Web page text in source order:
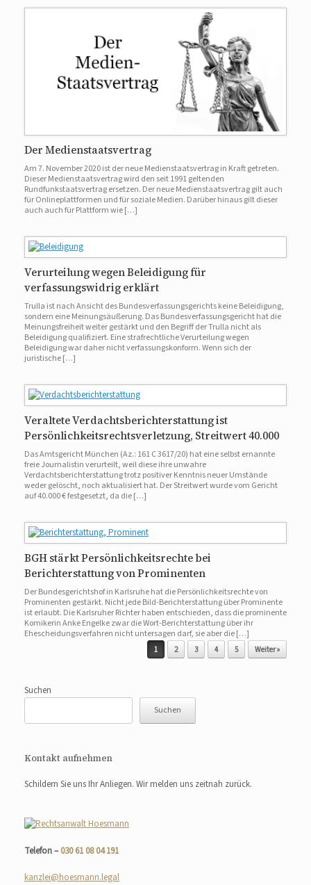
Der Medienstaatsvertrag
Am 7. November 2020 ist der neue Medienstaatsvertrag in Kraft getreten.
Dieser Medienstaatsvertrag wird den seit 1991 geltenden
Rundfunkstaatsvertrag ersetzen. Der neue Medienstaatsvertrag gilt auch
für Onlineplattformen und für soziale Medien. Darüber hinaus gilt dieser
auch auch für Plattform wie […]
Verurteilung wegen Beleidigung für
verfassungswidrig erklärt
Trulla ist nach Ansicht des Bundesverfassungsgerichts keine Beleidigung,
sondern eine Meinungsäußerung. Das Bundesverfassungsgericht hat die
Meinungsfreiheit weiter gestärkt und den Begriff der Trulla nicht als
Beleidigung qualifiziert. Eine strafrechtliche Verurteilung wegen
Beleidigung war daher nicht verfassungskonform. Wenn sich der
juristische […]
Veraltete Verdachtsberichterstattung ist
Persönlichkeitsrechtsverletzung, Streitwert 40.000
Das Amtsgericht München (Az.: 161 C 3617/20) hat eine selbst ernannte
freie Journalistin verurteilt, weil diese ihre unwahre
Verdachtsberichterstattung trotz positiver Kenntnis neuer Umstände
weder gelöscht, noch aktualisiert hat. Der Streitwert wurde vom Gericht
auf 40.000 € festgesetzt, da die […]
BGH stärkt Persönlichkeitsrechte bei
Berichterstattung von Prominenten
Der Bundesgerichtshof in Karlsruhe hat die Persönlichkeitsrechte von
Prominenten gestärkt. Nicht jede Bild-Berichterstattung über Prominente
ist erlaubt. Die Karlsruher Richter haben entschieden, dass die prominente
Komikerin Anke Engelke zwar die Wort-Berichterstattung über ihr
Ehescheidungsverfahren nicht untersagen darf, sie aber die […]
1 2 3 4 5 Weiter »
Suchen
Suchen
Kontakt aufnehmen
Schildern Sie uns Ihr Anliegen. Wir melden uns zeitnah zurück.
Telefon –030 61 08 04 191
kanzlei@hoesmann.legal